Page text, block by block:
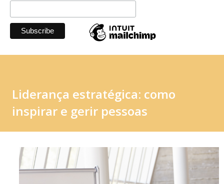
Liderança estratégica: como
inspirar e gerir pessoas